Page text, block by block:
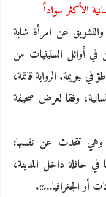
الأكثر سواداً
عن امرأة شابة
أوائل الستينيات من
في جريمة. الرواية قاتمة،
وفقا لعرض صحيفة
وهي تتحدث عن نفسها:
حافلة داخل المدينة،
أو الجغرافيا…».